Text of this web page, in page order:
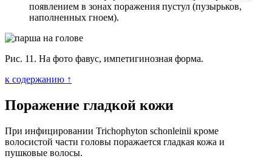
появлением в зонах поражения пустул (пузырьков,
наполненных гноем).
Рис. 11. На фото фавус, импетигинозная форма.
к содержанию ↑
Поражение гладкой кожи
При инфицировании Trichophyton schonleinii кроме
волосистой части головы поражается гладкая кожа и
пушковые волосы.